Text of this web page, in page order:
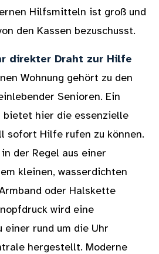
Hilfsmitteln ist groß und
den Kassen bezuschusst.
direkter Draht zur Hilfe
Wohnung gehört zu den
Senioren. Ein
bietet hier die essenzielle
sofort Hilfe rufen zu können.
der Regel aus einer
kleinen, wasserdichten
oder Halskette
wird eine
einer rund um die Uhr
hergestellt. Moderne